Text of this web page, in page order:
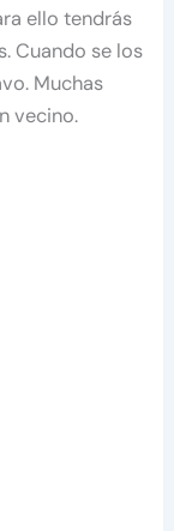
ello tendrás
Cuando se los
Muchas
vecino.